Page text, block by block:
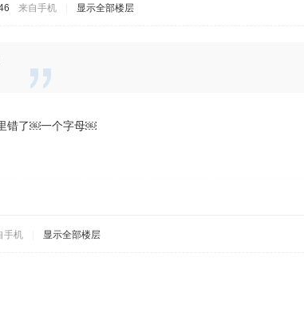
来自手机 显示全部楼层
错了￼一个字母￼
手机 显示全部楼层